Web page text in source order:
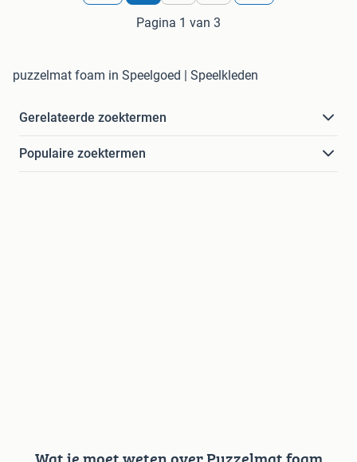
Pagina 1 van 3
puzzelmat foam in Speelgoed | Speelkleden
Gerelateerde zoektermen
Populaire zoektermen